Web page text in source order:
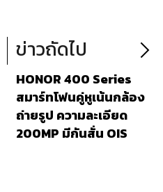
ข่าวถัดไป
HONOR 400 Series
สมาร์ทโฟนคู่หูเน้นกล้อง
ถ่ายรูป ความละเอียด
200MP มีกันสั่น OIS